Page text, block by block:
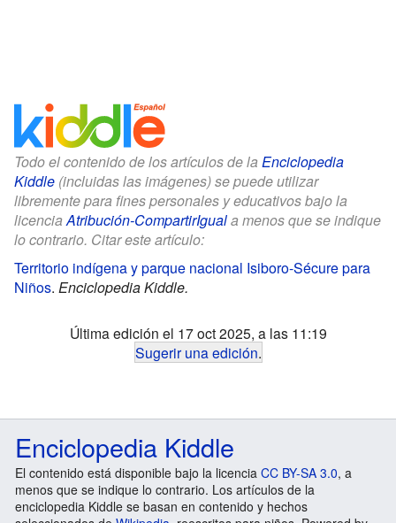
Todo el contenido de los artículos de la Enciclopedia
Kiddle (incluidas las imágenes) se puede utilizar
libremente para fines personales y educativos bajo la
licenciaAtribución-CompartirIguala menos que se indique
lo contrario. Citar este artículo:
Territorio indígena y parque nacional Isiboro-Sécure para
Niños. Enciclopedia Kiddle.
Última edición el 17 oct 2025, a las 11:19
Sugerir una edición.
Enciclopedia Kiddle
El contenido está disponible bajo la licencia CC BY-SA 3.0, a
menos que se indique lo contrario. Los artículos de la
enciclopedia Kiddle se basan en contenido y hechos